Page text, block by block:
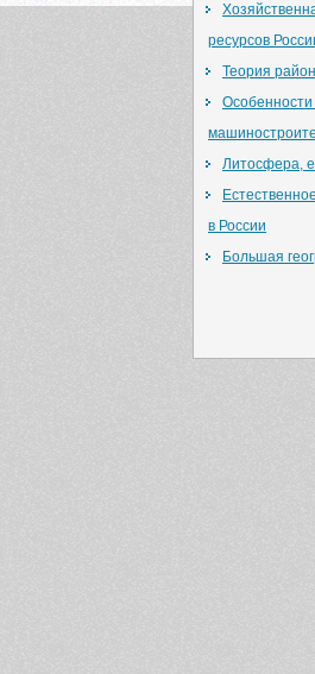
ресурсов
Теория
Литосфера,
в России
Большая